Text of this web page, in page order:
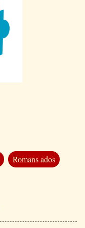
Romans ados